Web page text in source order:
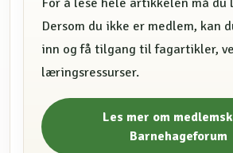
For å lese hele artikkelen må du
Dersom du ikke er medlem, kan
inn og få tilgang til fagartikler,
læringsressurser.
Les mer om
Barnehageforum